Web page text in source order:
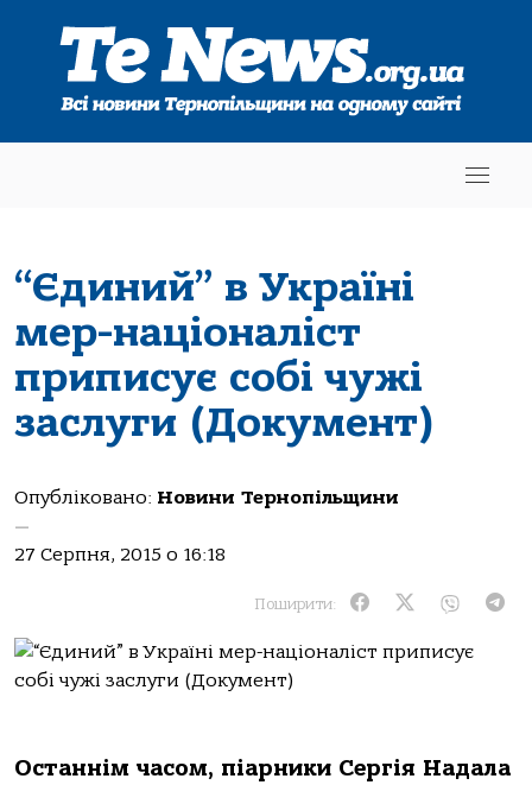
“Єдиний” в Україні
мер-націоналіст
приписує собі чужі
заслуги (Документ)
Опубліковано: Новини Тернопільщини
—
27 Серпня, 2015 о 16:18
Поширити:
Останнім часом, піарники Сергія Надала